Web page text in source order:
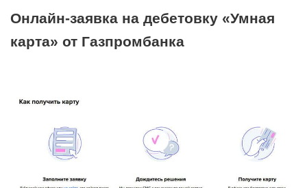
Онлайн-заявка на дебетовку «Умная
карта» от Газпромбанка